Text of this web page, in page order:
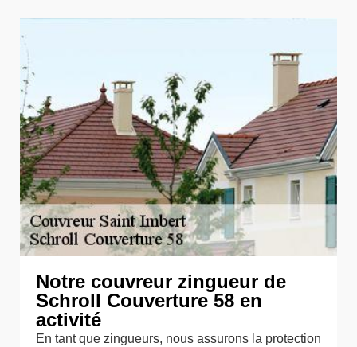
Notre couvreur zingueur de
Schroll Couverture 58 en
activité
En tant que zingueurs, nous assurons la protection